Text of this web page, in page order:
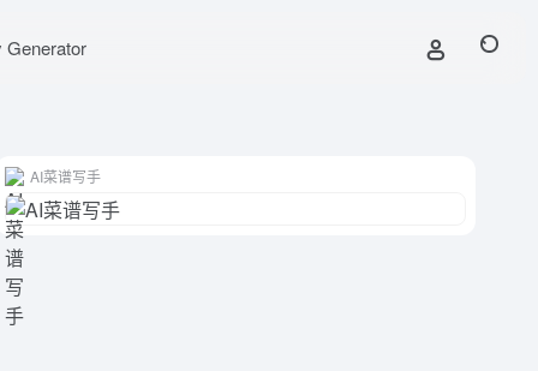
Generator
AI菜谱写手